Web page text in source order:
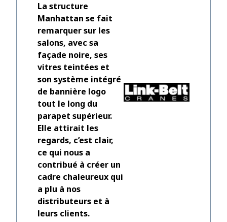
La structure
Manhattan se fait
remarquer sur les
salons, avec sa
façade noire, ses
vitres teintées et
son système intégré
de bannière logo
tout le long du
parapet supérieur.
Elle attirait les
regards, c’est clair,
ce qui nous a
contribué à créer un
cadre chaleureux qui
a plu à nos
distributeurs et à
leurs clients.